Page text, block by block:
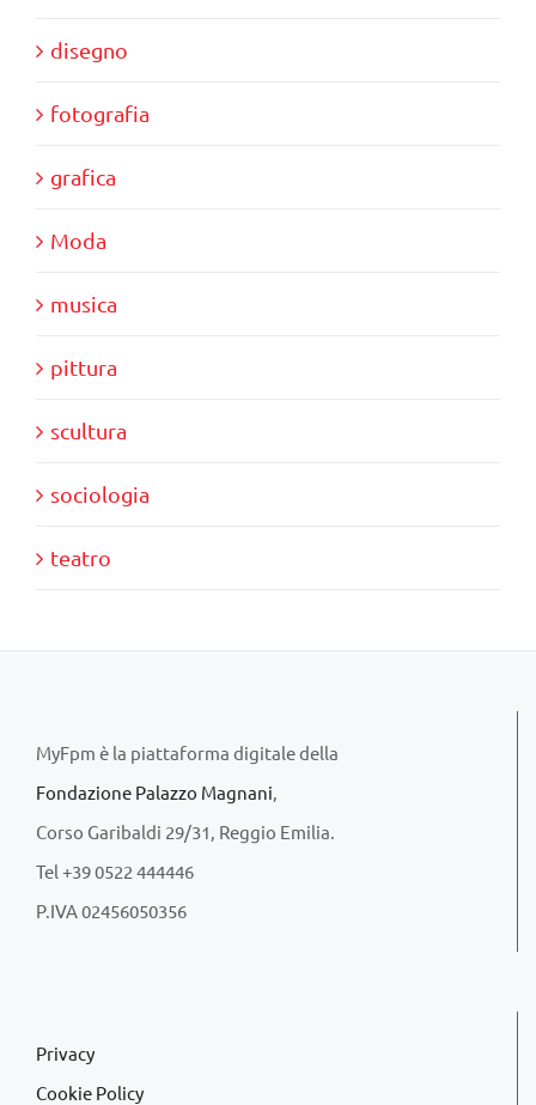
disegno
fotografia
grafica
Moda
musica
pittura
scultura
sociologia
teatro
MyFpm è la piattaforma digitale della
Fondazione Palazzo Magnani,
Corso Garibaldi 29/31, Reggio Emilia.
Tel +39 0522 444446
P.IVA 02456050356
Privacy
Cookie Policy